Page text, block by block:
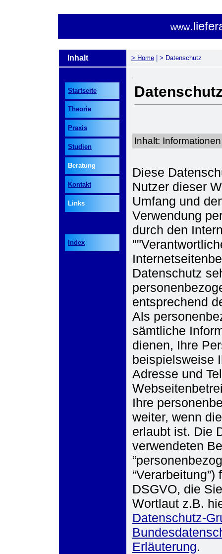
www
Inhalt > Home > Datenschutz
Startseite
Theorie
Praxis
Studien
Beratung
Kontakt
Links
Index
.
Inhalt:
Diese
Nutzer dieser
Umfang und
Verwendung
durch den
Datenschutz
entsprechend
Als
sämtliche
dienen, Ihre
beispielsweise
Adresse und
Ihre
weiter, wenn
erlaubt ist. Die
verwendeten
DSGVO, die
Wortlaut z.B.
Datenschutz-
Erläuterung.